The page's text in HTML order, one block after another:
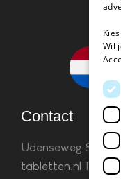
Contact
Udenseweg 8B
tabletten.nl Tel.
Wil